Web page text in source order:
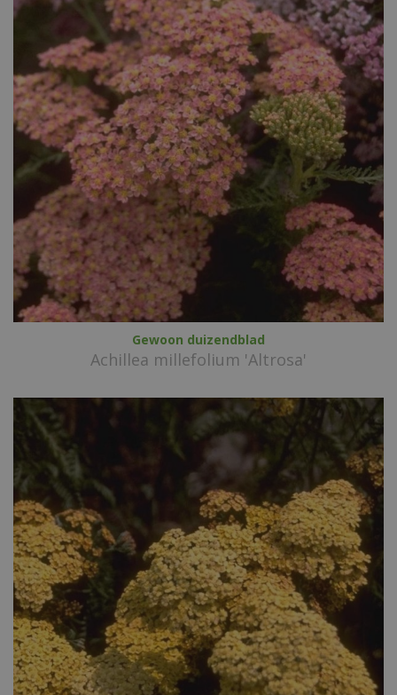
Gewoon duizendblad
Achillea millefolium 'Altrosa'